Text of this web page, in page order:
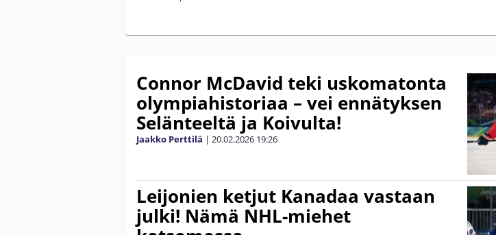
Connor McDavid teki uskomatonta
olympiahistoriaa – vei ennätyksen
Selänteeltä ja Koivulta!
Jaakko Perttilä | 20.02.2026 19:26
Leijonien ketjut Kanadaa vastaan
julki! Nämä NHL-miehet